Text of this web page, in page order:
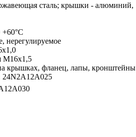
сталь; крышки - алюминий,
+60°C
нерегулируемое
M16x1,5
крышках, фланец, лапы, кронштейны
24N2A12A025